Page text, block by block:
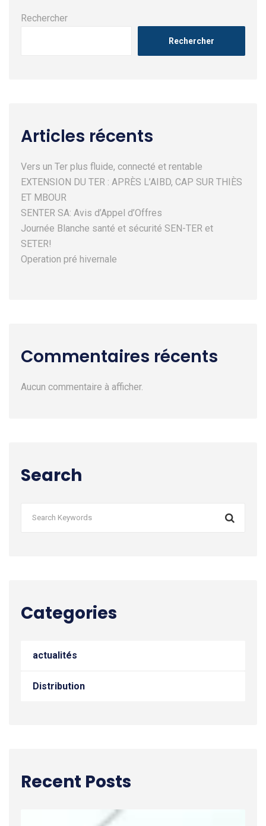
Rechercher
Rechercher
Articles récents
Vers un Ter plus fluide, connecté et rentable
EXTENSION DU TER : APRÈS L’AIBD, CAP SUR THIÈS
ET MBOUR
SENTER SA: Avis d’Appel d’Offres
Journée Blanche santé et sécurité SEN-TER et
SETER!
Operation pré hivernale
Commentaires récents
Aucun commentaire à afficher.
Search
Categories
actualités
Distribution
Recent Posts